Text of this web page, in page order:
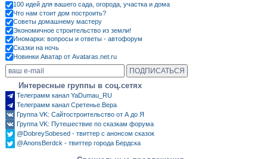
100 идей для вашего сада, огорода, участка и дома
Что нам стоит дом построить?
Советы домашнему мастеру
Экономичное строительство из земли!
Иномарки: вопросы и ответы - автофорум
Сказки на ночь
Новинки Аватар от Avataras.net.ru
Интересные группы в соц.сетях
Телеграмм канал YaDumau_RU
Телеграмм канал Сретенье.Вера
Группа VK: Сайтостроительство от А до Я
Группа VK: Путешествие по сказкам форума
@DobreySobesed - твиттер с анонсом сказок
@AnonsBerdck - твиттер города Бердска